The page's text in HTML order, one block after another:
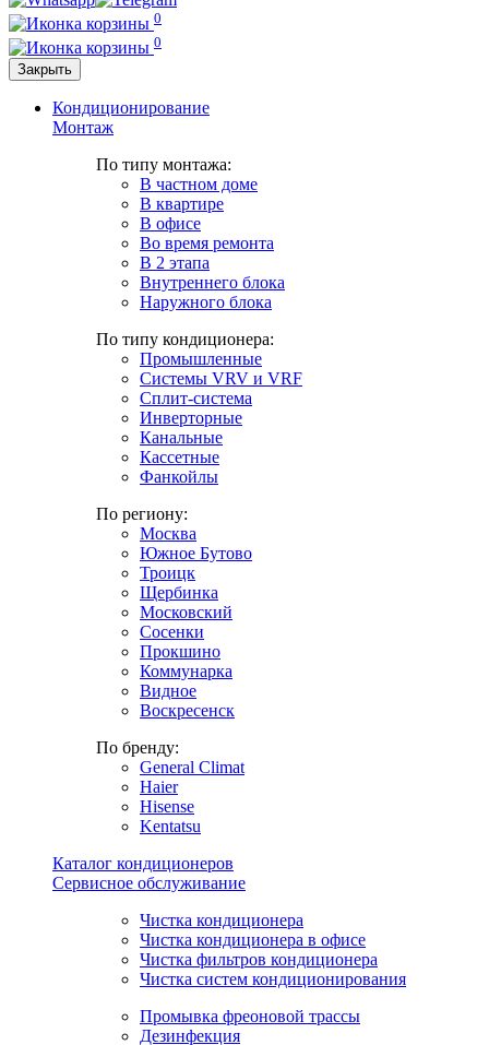
0
0
Закрыть
Кондиционирование
Монтаж
По типу монтажа:
В частном доме
В квартире
В офисе
Во время ремонта
В 2 этапа
Внутреннего блока
Наружного блока
По типу кондиционера:
Промышленные
Системы VRV и VRF
Сплит-система
Инверторные
Канальные
Кассетные
Фанкойлы
По региону:
Москва
Южное Бутово
Троицк
Щербинка
Московский
Сосенки
Прокшино
Коммунарка
Видное
Воскресенск
По бренду:
General Climat
Haier
Hisense
Kentatsu
Каталог кондиционеров
Сервисное обслуживание
Чистка кондиционера
Чистка кондиционера в офисе
Чистка фильтров кондиционера
Чистка систем кондиционирования
Промывка фреоновой трассы
Дезинфекция